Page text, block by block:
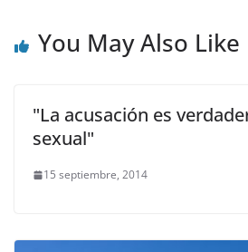
You May Also Like
"La acusación es
sexual"
15 septiembre, 2014